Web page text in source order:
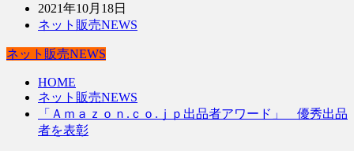
2021年10月18日
ネット販売NEWS
ネット販売NEWS
HOME
ネット販売NEWS
「Ａｍａｚｏｎ.ｃｏ.ｊｐ出品者アワード」 優秀出品
者を表彰